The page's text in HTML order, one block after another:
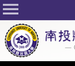
回首頁
關於社大
公佈欄